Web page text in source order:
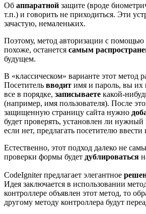
Об аппаратной защите (вроде
т.п.) и говорить не приходиться. Эти
зачастую, немаленьких.
Поэтому, метод авторизации с
похоже, останется самым
будущем.
В «классическом» варианте этот метод
Посетитель вводит имя и пароль, вы их
все в порядке, записываете какой-
(например, имя пользователя). После
защищенную страницу сайта нужно
будет проверять, установлен ли нужный
если нет, предлагать посетителю
Естественно, этот подход далеко не
проверки формы будет дублироваться
CodeIgniter предлагает элегантное
Идея заключается в использовании
контроллере объявлен этот метод, то
другому методу контроллера будут